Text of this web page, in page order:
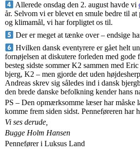
Allerede onsdag den 2. august havde vi
år. Selvom vi er blevet en smule bedre til at
og klimamål, vi har forpligtet os til.
Der er meget at tænke over – endsige
Hvilken dansk eventyrere er gået helt
fornøjelsen at diskutere forleden med
besteg sidste sommer K2 sammen med
bjerg, K2 – men gjorde det uden
Andreas skrev sig således ind i dansk
den brede danske befolkning kender hans
PS – Den opmærksomme læser har måske
komme frem siden sidst. Penneføreren har
Vi ses derude,
Bugge Holm Hansen
Pennefører i Luksus Land